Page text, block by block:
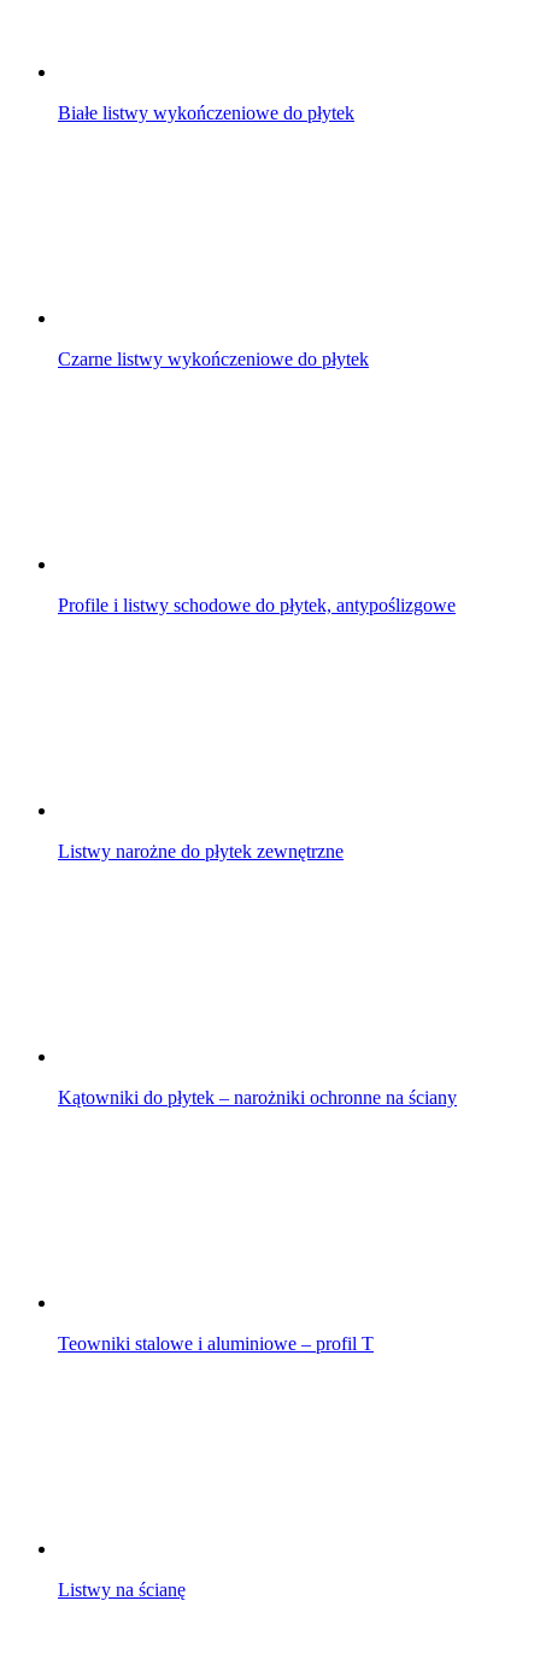
Białe listwy wykończeniowe do płytek
Czarne listwy wykończeniowe do płytek
Profile i listwy schodowe do płytek, antypoślizgowe
Listwy narożne do płytek zewnętrzne
Kątowniki do płytek – narożniki ochronne na ściany
Teowniki stalowe i aluminiowe – profil T
Listwy na ścianę